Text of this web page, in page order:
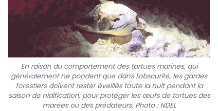
En raison du comportement des tortues marines, qui
généralement ne pondent que dans l'obscurité, les gardes
forestiers doivent rester éveillés toute la nuit pendant la
saison de nidification, pour protéger les œufs de tortues des
marées ou des prédateurs. Photo : NDEL